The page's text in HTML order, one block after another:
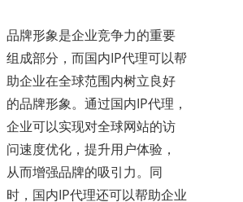
品牌形象是企业竞争力的重要
组成部分，而国内IP代理可以帮
助企业在全球范围内树立良好
的品牌形象。通过国内IP代理，
企业可以实现对全球网站的访
问速度优化，提升用户体验，
从而增强品牌的吸引力。同
时，国内IP代理还可以帮助企业